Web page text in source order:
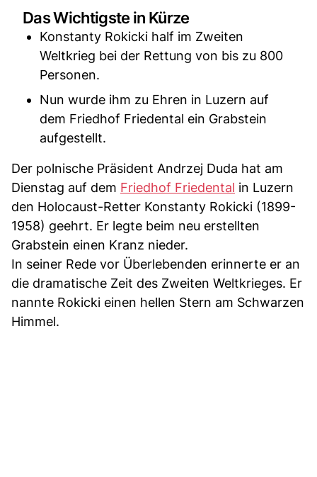
Das Wichtigste in Kürze
Konstanty Rokicki half im Zweiten
Weltkrieg bei der Rettung von bis zu 800
Personen.
Nun wurde ihm zu Ehren in Luzern auf
dem Friedhof Friedental ein Grabstein
aufgestellt.
Der polnische Präsident Andrzej Duda hat am
Dienstag auf dem Friedhof Friedental in Luzern
den Holocaust-Retter Konstanty Rokicki (1899-
1958) geehrt. Er legte beim neu erstellten
Grabstein einen Kranz nieder.
In seiner Rede vor Überlebenden erinnerte er an
die dramatische Zeit des Zweiten Weltkrieges. Er
nannte Rokicki einen hellen Stern am Schwarzen
Himmel.